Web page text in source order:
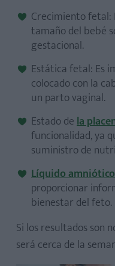
Crecimiento fetal:
tamaño del bebé
gestacional.
Estática fetal: Es
colocado con la
un parto vaginal.
Estado dela
funcionalidad, ya
suministro de
Líquido amniótico
proporcionar
bienestar del feto.
Si los resultados son
será cerca de la